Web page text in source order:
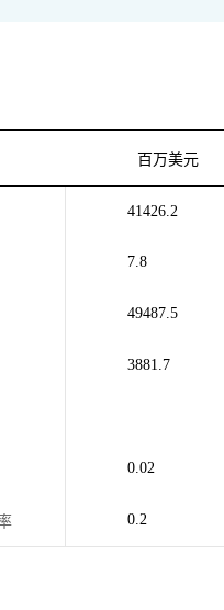
百万美元
41426.2
7.8
49487.5
3881.7
0.02
0.2